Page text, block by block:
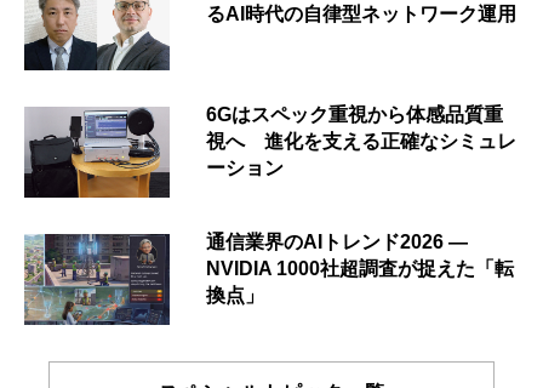
るAI時代の自律型ネットワーク運用
6Gはスペック重視から体感品質重
視へ 進化を支える正確なシミュレ
ーション
通信業界のAIトレンド2026 ―
NVIDIA 1000社超調査が捉えた「転
換点」